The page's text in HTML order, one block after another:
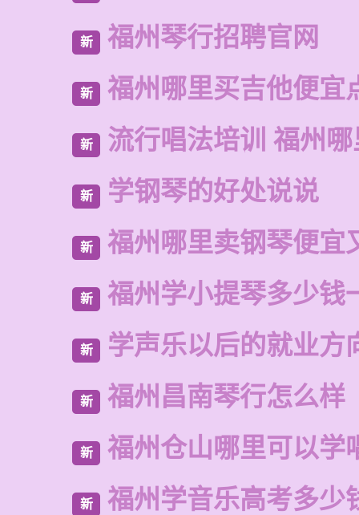
新 福州琴行招聘官网
新 福州哪里买吉他便宜
新 流行唱法培训 福州
新 学钢琴的好处说说
新 福州哪里卖钢琴便宜
新 福州学小提琴多少钱
新 学声乐以后的就业方
新 福州昌南琴行怎么样
新 福州仓山哪里可以学
新 福州学音乐高考多少